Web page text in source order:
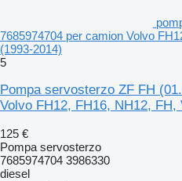
7685974704 per camion Volvo
(1993-2014)
5
Pompa servosterzo ZF FH
Volvo FH12, FH16, NH12, FH,
125 €
Pompa servosterzo
7685974704 3986330
diesel